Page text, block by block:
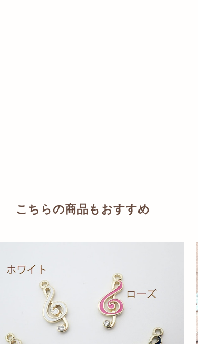
こちらの商品もおすすめ